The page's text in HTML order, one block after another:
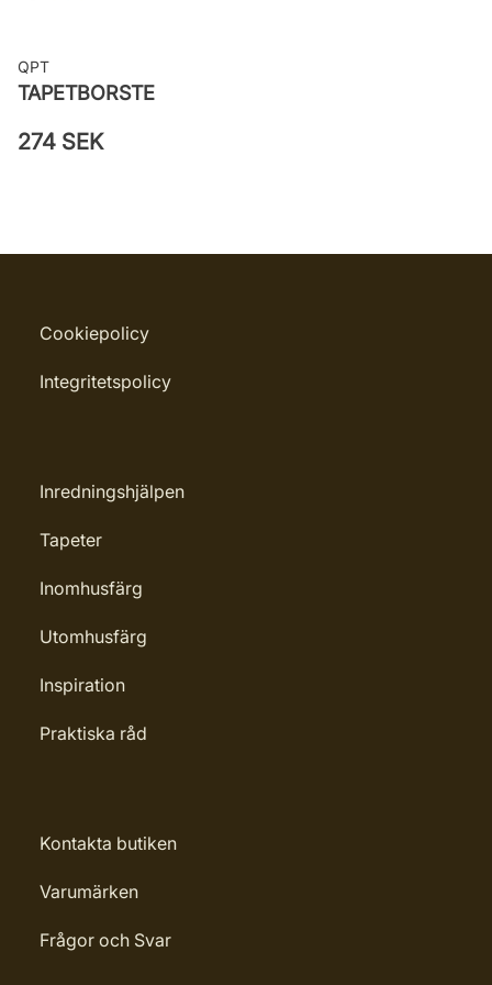
QPT
TAPETBORSTE
274 SEK
Cookiepolicy
Integritetspolicy
Inredningshjälpen
Tapeter
Inomhusfärg
Utomhusfärg
Inspiration
Praktiska råd
Kontakta butiken
Varumärken
Frågor och Svar